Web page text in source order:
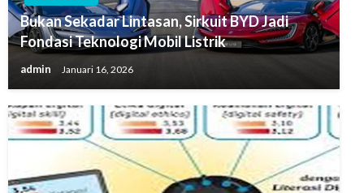
Bukan Sekadar Lintasan, Sirkuit BYD Jadi
Fondasi Teknologi Mobil Listrik
admin Januari 16, 2026